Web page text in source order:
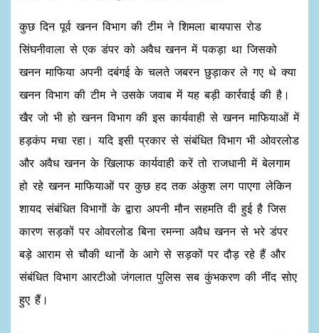
कुछ दिन पूर्व खनन विभाग की टीम ने शिमला बायपास रोड
सिंघनीवाला से एक डंपर को अवैध खनन में पकड़ा था जिसको
खनन माफिया अपनी दबंगई के चलते जबरन छुड़ाकर ले गए थे क्या
खनन विभाग की टीम ने उसके जवाब में यह बड़ी कार्रवाई की है।
खैर जो भी हो खनन विभाग की इस कार्यवाही से खनन माफियाओं में
हड़कंप मचा रहा। यदि इसी प्रकार से संबंधित विभाग भी ओवरलोड
और अवैध खनन के खिलाफ कार्यवाही करें तो राजधानी में बेलगाम
हो रहे खनन माफियाओं पर कुछ हद तक अंकुश लग पाएगा लेकिन
शायद संबंधित विभागों के द्वारा अपनी मौन सहमति दी हुई है जिस
कारण सड़कों पर ओवरलोड बिना रमन्ना अवैध खनन से भरे डंपर
बड़े आराम से चौकी थानों के आगे से सड़कों पर दौड़ रहे हैं और
संबंधित विभाग आरटीओ जंगलात पुलिस सब कुंभकरण की नींद सोए
हुए हैं।